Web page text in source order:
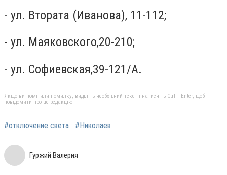
- ул. Втората (Иванова), 11-112;
- ул. Маяковского,20-210;
- ул. Софиевская,39-121/А.
Якщо ви помітили помилку, виділіть необхідний текст і натисніть Ctrl + Enter, щоб
повідомити про це редакцію
#отключение света #Николаев
Гуржий Валерия